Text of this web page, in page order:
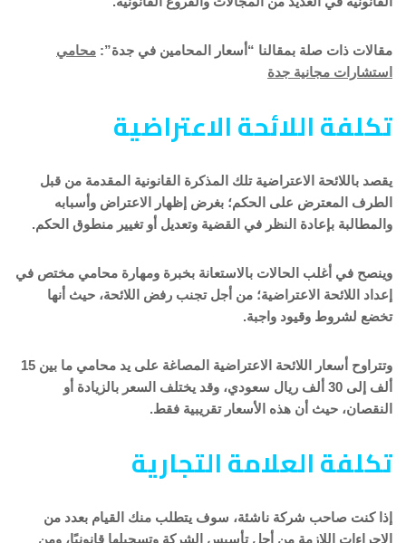
مقالات ذات صلة بمقالنا “أسعار المحامين في جدة”: محامي
استشارات مجانية جدة
تكلفة اللائحة الاعتراضية
يقصد باللائحة الاعتراضية تلك المذكرة القانونية المقدمة من قبل
الطرف المعترض على الحكم؛ بغرض إظهار الاعتراض وأسبابه
والمطالبة بإعادة النظر في القضية وتعديل أو تغيير منطوق الحكم.
وينصح في أغلب الحالات بالاستعانة بخبرة ومهارة محامي مختص في
إعداد اللائحة الاعتراضية؛ من أجل تجنب رفض اللائحة، حيث أنها
تخضع لشروط وقيود واجبة.
وتتراوح أسعار اللائحة الاعتراضية المصاغة على يد محامي ما بين 15
ألف إلى 30 ألف ريال سعودي، وقد يختلف السعر بالزيادة أو
النقصان، حيث أن هذه الأسعار تقريبية فقط.
تكلفة العلامة التجارية
إذا كنت صاحب شركة ناشئة، سوف يتطلب منك القيام بعدد من
الإجراءات اللازمة من أجل تأسيس الشركة وتسجيلها قانونيًا، ومن